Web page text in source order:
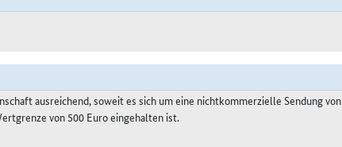
ausreichend, soweit es sich um eine nichtkommerzielle Sendung von
von 500 Euro eingehalten ist.